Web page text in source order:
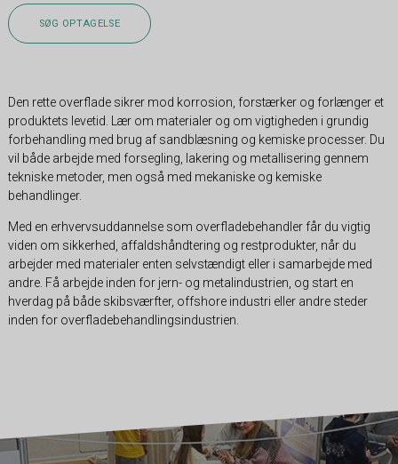
SØG OPTAGELSE
Den rette overflade sikrer mod korrosion, forstærker og forlænger et
produktets levetid. Lær om materialer og om vigtigheden i grundig
forbehandling med brug af sandblæsning og kemiske processer. Du
vil både arbejde med forsegling, lakering og metallisering gennem
tekniske metoder, men også med mekaniske og kemiske
behandlinger.
Med en erhvervsuddannelse som overfladebehandler får du vigtig
viden om sikkerhed, affaldshåndtering og restprodukter, når du
arbejder med materialer enten selvstændigt eller i samarbejde med
andre. Få arbejde inden for jern- og metalindustrien, og start en
hverdag på både skibsværfter, offshore industri eller andre steder
inden for overfladebehandlingsindustrien.